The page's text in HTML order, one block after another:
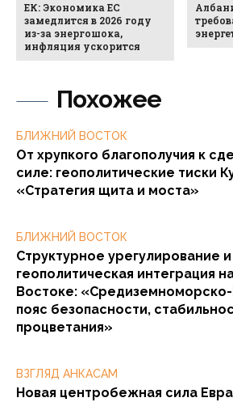
Похожее
БЛИЖНИЙ ВОСТОК
От хрупкого благополучия к
силе: геополитические тиски
«Стратегия щита и моста»
БЛИЖНИЙ ВОСТОК
Структурное урегулирование и
геополитическая интеграция
Востоке:
пояс безопасности,
процветания»
ВЗГЛЯД АНКАСАМ
Новая центробежная сила
ЕК: Экономика ЕС
замедлится в 2026 году
из-за энергошока,
инфляция ускорится